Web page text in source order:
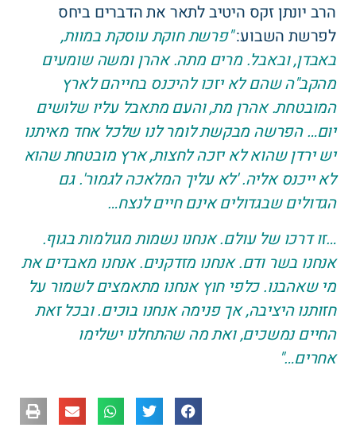
הרב יונתן זקס היטיב לתאר את הדברים ביחס
לפרשת השבוע:"פרשת חוקת עוסקת במוות,
באבדן, ובאבל. מרים מתה. אהרן ומשה שומעים
מהקב"ה שהם לא יזכו להיכנס בחייהם לארץ
המובטחת. אהרן מת, והעם מתאבל עליו שלושים
יום… הפרשה מבקשת לומר לנו שלכל אחד מאיתנו
יש ירדן שהוא לא יזכה לחצות, ארץ מובטחת שהוא
לא ייכנס אליה. 'לא עליך המלאכה לגמור'. גם
הגדולים שבגדולים אינם חיים לנצח…
…זו דרכו של עולם. אנחנו נשמות מגולמות בגוף.
אנחנו בשר ודם. אנחנו מזדקנים. אנחנו מאבדים את
מי שאהבנו. כלפי חוץ אנחנו מתאמצים לשמור על
חזותנו היציבה, אך פנימה אנחנו בוכים. ובכל זאת
החיים נמשכים, ואת מה שהתחלנו ישלימו
אחרים…"